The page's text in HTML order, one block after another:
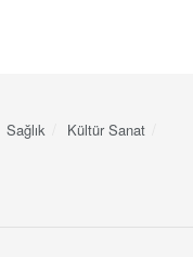
Sağlık
Kültür Sanat